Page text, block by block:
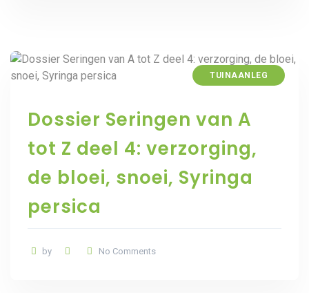
TUINAANLEG
Dossier Seringen van A
tot Z deel 4: verzorging,
de bloei, snoei, Syringa
persica
by No Comments